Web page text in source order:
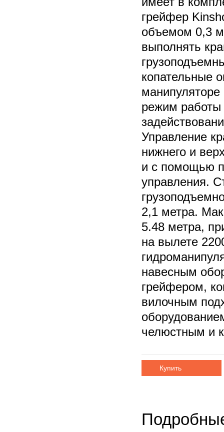
грейфер
объемом 0,3
выполнять
копательные
манипуляторе
режим
Управление
нижнего и
и с помощью
управления.
2,1 метра.
5.48 метра,
на вылете
навесным
грейфером,
вилочным
челюстным и
Купить